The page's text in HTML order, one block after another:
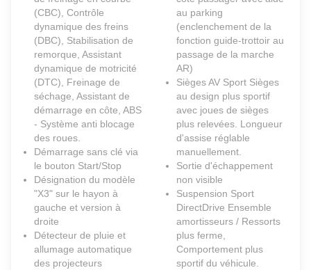
(CBC), Contrôle
dynamique des freins
(DBC), Stabilisation de
remorque, Assistant
dynamique de motricité
(DTC), Freinage de
séchage, Assistant de
démarrage en côte, ABS
- Système anti blocage
des roues.
Démarrage sans clé via
le bouton Start/Stop
Désignation du modèle
"X3" sur le hayon à
gauche et version à
droite
Détecteur de pluie et
allumage automatique
des projecteurs
au parking
(enclenchement de la
fonction guide-trottoir au
passage de la marche
AR)
Sièges AV Sport Sièges
au design plus sportif
avec joues de sièges
plus relevées. Longueur
d'assise réglable
manuellement.
Sortie d'échappement
non visible
Suspension Sport
DirectDrive Ensemble
amortisseurs / Ressorts
plus ferme,
Comportement plus
sportif du véhicule.